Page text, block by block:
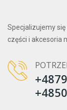
Specjalizujemy
części i akcesoria